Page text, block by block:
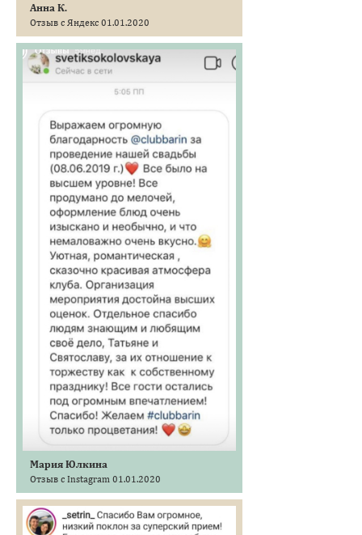
Анна К.
Отзыв с Яндекс 01.01.2020
Мария Юлкина
Отзыв с Instagram 01.01.2020